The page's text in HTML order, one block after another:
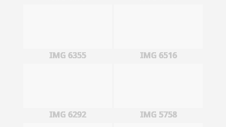
IMG 6355 IMG 6516
IMG 6292 IMG 5758